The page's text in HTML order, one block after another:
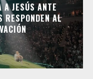
A JESÚS ANTE
AL